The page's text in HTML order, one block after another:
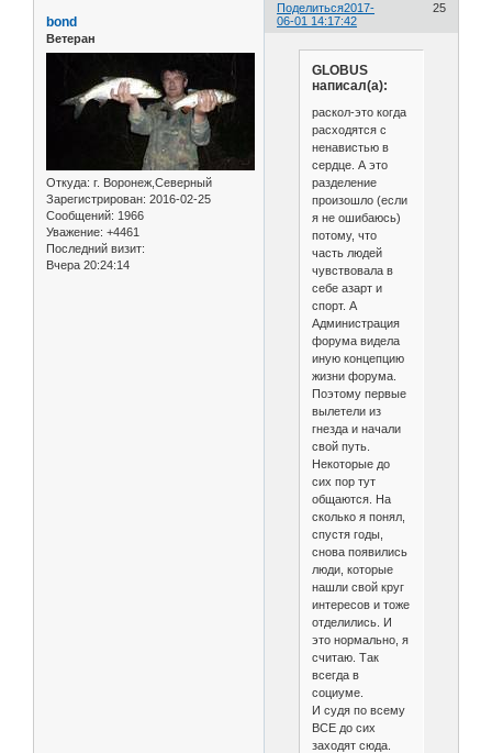
Поделиться 25
2017-
06-01 14:17:42
bond
Ветеран
Откуда: г. Воронеж,Северный
Зарегистрирован: 2016-02-25
Сообщений: 1966
Уважение: +4461
Последний визит:
Вчера 20:24:14
GLOBUS
написал(а):
раскол-это когда
расходятся с
ненавистью в
сердце. А это
разделение
произошло (если
я не ошибаюсь)
потому, что
часть людей
чувствовала в
себе азарт и
спорт. А
Администрация
форума видела
иную концепцию
жизни форума.
Поэтому первые
вылетели из
гнезда и начали
свой путь.
Некоторые до
сих пор тут
общаются. На
сколько я понял,
спустя годы,
снова появились
люди, которые
нашли свой круг
интересов и тоже
отделились. И
это нормально, я
считаю. Так
всегда в
социуме.
И судя по всему
ВСЕ до сих
заходят сюда.